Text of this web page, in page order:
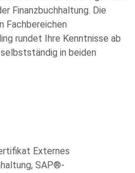
Finanzbuchhaltung. Die
Fachbereichen
rundet Ihre Kenntnisse ab
in beiden
Externes
SAP®-